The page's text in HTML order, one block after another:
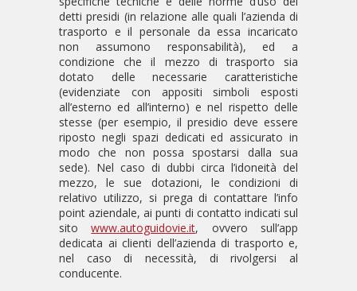
detti presidi (in relazione alle quali l’azienda di
trasporto e il personale da essa incaricato
non assumono responsabilità), ed a
condizione che il mezzo di trasporto sia
dotato delle necessarie caratteristiche
(evidenziate con appositi simboli esposti
all’esterno ed all’interno) e nel rispetto delle
stesse (per esempio, il presidio deve essere
riposto negli spazi dedicati ed assicurato in
modo che non possa spostarsi dalla sua
sede). Nel caso di dubbi circa l’idoneità del
mezzo, le sue dotazioni, le condizioni di
relativo utilizzo, si prega di contattare l’info
point aziendale, ai punti di contatto indicati sul
sitowww.autoguidovie.it, ovvero sull’app
dedicata ai clienti dell’azienda di trasporto e,
nel caso di necessità, di rivolgersi al
conducente.